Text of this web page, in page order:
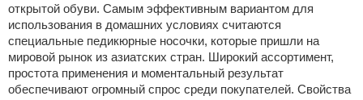
открытой обуви. Самым эффективным вариантом для
использования в домашних условиях считаются
специальные педикюрные носочки, которые пришли на
мировой рынок из азиатских стран. Широкий ассортимент,
простота применения и моментальный результат
обеспечивают огромный спрос среди покупателей. Свойства